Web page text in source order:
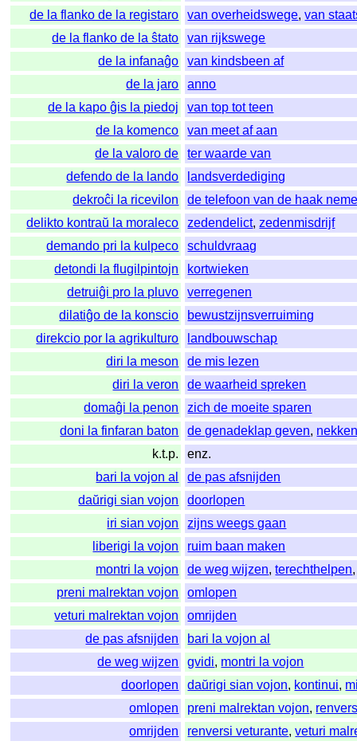
de la flanko de la registaro
van overheidswege,van
de la flanko de la ŝtato
van rijkswege
de la infanaĝo
van kindsbeen af
de la jaro
anno
de la kapo ĝis la piedoj
van top tot teen
de la komenco
van meet af aan
de la valoro de
ter waarde van
defendo de la lando
landsverdediging
dekroĉi la ricevilon
de telefoon van de haak
delikto kontraŭ la moraleco
zedendelict,zedenmisdrijf
demando pri la kulpeco
schuldvraag
detondi la flugilpintojn
kortwieken
detruiĝi pro la pluvo
verregenen
dilatiĝo de la konscio
bewustzijnsverruiming
direkcio por la agrikulturo
landbouwschap
diri la meson
de mis lezen
diri la veron
de waarheid spreken
domaĝi la penon
zich de moeite sparen
doni la finfaran baton
de genadeklap geven,
k.t.p.
enz.
bari la vojon al
de pas afsnijden
daŭrigi sian vojon
doorlopen
iri sian vojon
zijns weegs gaan
liberigi la vojon
ruim baan maken
montri la vojon
de weg wijzen,terechthelpen
preni malrektan vojon
omlopen
veturi malrektan vojon
omrijden
de pas afsnijden
bari la vojon al
de weg wijzen
gvidi, montri la vojon
doorlopen
daŭrigi sian vojon, kontinui,
omlopen
preni malrektan vojon,
omrijden
renversi veturante,veturi